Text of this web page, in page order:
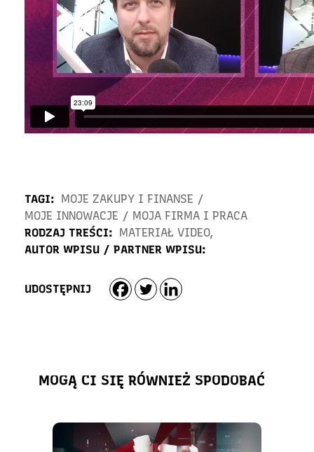
TAGI: MOJE ZAKUPY I FINANSE /
MOJE INNOWACJE / MOJA FIRMA I PRACA
RODZAJ TREŚCI: MATERIAŁ VIDEO,
AUTOR WPISU / PARTNER WPISU:
UDOSTĘPNIJ
MOGĄ CI SIĘ RÓWNIEŻ SPODOBAĆ